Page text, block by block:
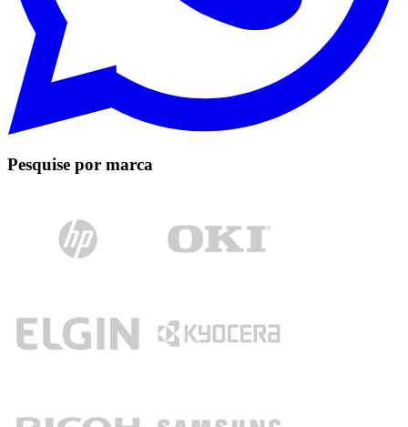
Pesquise por marca